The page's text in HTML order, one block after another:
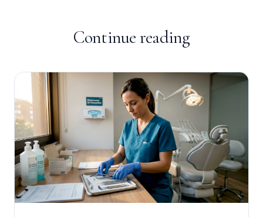
Continue reading